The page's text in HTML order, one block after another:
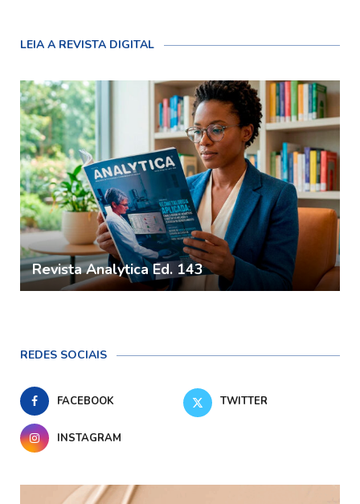
LEIA A REVISTA DIGITAL
Revista Analytica Ed. 143
REDES SOCIAIS
FACEBOOK TWITTER
INSTAGRAM